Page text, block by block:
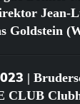
Jean-
Goldstein
|
CLUB